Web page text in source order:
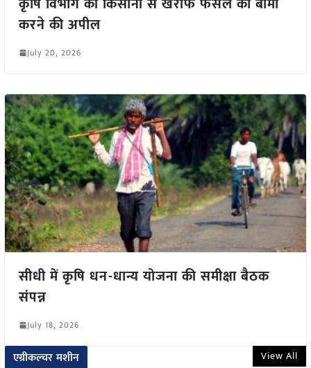
करने की अपील
July 20, 2026
सीधी में कृषि धन-धान्य योजना की समीक्षा बैठक
संपन्न
July 18, 2026
एग्रीकल्चर मशीन View All